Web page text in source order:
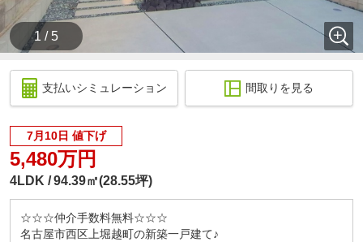
1 / 5
支払いシミュレーション 間取りを見る
7月10日 値下げ
5,480万円
4LDK 94.39㎡(28.55坪)
☆☆☆仲介手数料無料☆☆☆
名古屋市西区上堀越町の新築一戸建て♪